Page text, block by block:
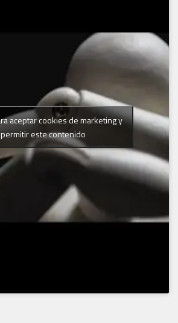
aceptar cookies de marketing y
permitir este contenido